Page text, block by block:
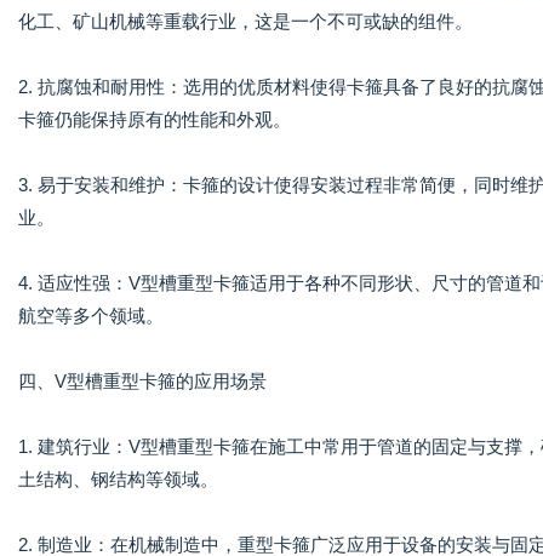
化工、矿山机械等重载行业，这是一个不可或缺的组件。
2. 抗腐蚀和耐用性：选用的优质材料使得卡箍具备了良好的抗
卡箍仍能保持原有的性能和外观。
3. 易于安装和维护：卡箍的设计使得安装过程非常简便，同时
业。
4. 适应性强：V型槽重型卡箍适用于各种不同形状、尺寸的管道
航空等多个领域。
四、V型槽重型卡箍的应用场景
1. 建筑行业：V型槽重型卡箍在施工中常用于管道的固定与支撑
土结构、钢结构等领域。
2. 制造业：在机械制造中，重型卡箍广泛应用于设备的安装与